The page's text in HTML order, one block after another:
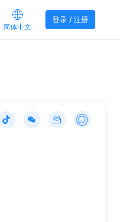
简体中文
登录 / 注册